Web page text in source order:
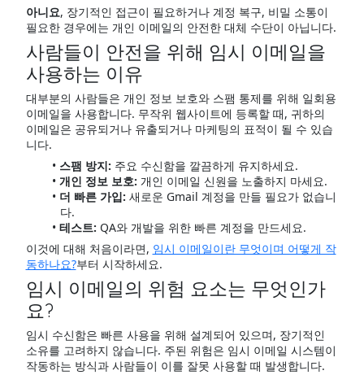
아니요, 장기적인 접근이 필요하거나 계정 복구, 비밀 소통이
필요한 경우에는 개인 이메일의 안전한 대체 수단이 아닙니다.
사람들이 안전을 위해 임시 이메일을
사용하는 이유
대부분의 사람들은 개인 정보 보호와 스팸 통제를 위해 일회용
이메일을 사용합니다. 무작위 웹사이트에 등록할 때, 귀하의
이메일은 공유되거나 유출되거나 마케팅의 표적이 될 수 있습
니다.
스팸 방지: 주요 수신함을 깔끔하게 유지하세요.
개인 정보 보호: 개인 이메일 신원을 노출하지 마세요.
더 빠른 가입: 새로운 Gmail 계정을 만들 필요가 없습니
다.
테스트: QA와 개발을 위한 빠른 계정을 만드세요.
이것에 대해 처음이라면, 임시 이메일이란 무엇이며 어떻게 작
동하나요?부터 시작하세요.
임시 이메일의 위험 요소는 무엇인가
요?
임시 수신함은 빠른 사용을 위해 설계되어 있으며, 장기적인
소유를 고려하지 않습니다. 주된 위험은 임시 이메일 시스템이
작동하는 방식과 사람들이 이를 잘못 사용할 때 발생합니다.